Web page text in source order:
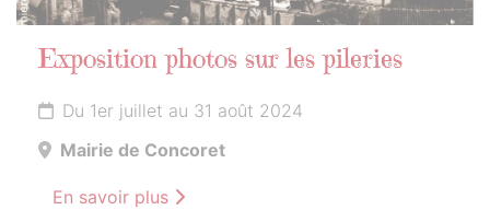
Exposition photos sur les pileries
Du 1er juillet au 31 août 2024
Mairie de Concoret
En savoir plus